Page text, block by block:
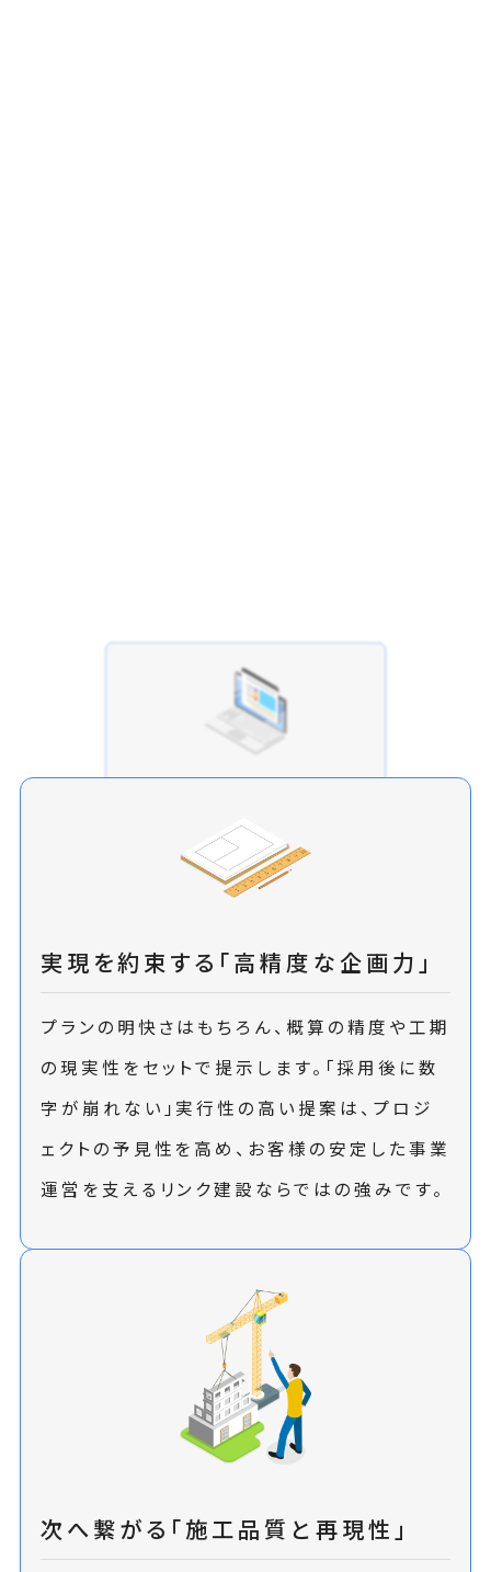
土地情報の取得から事業性判断、企画、見積、
請負までを一連の流れで動かす自社一貫体制
を構築しています。部門間のタイムラグを排除
することで、判断と実行のスピードを極限まで
不動産ビジネスにおいて最も重要な「レスポン
スの速さ」を徹底しています。ボリュームプラ
ン、法規制チェック、概算コスト、収支予測の初
だいています。
実現を約束する「高精度な企画力」
プランの明快さはもちろん、概算の精度や工期
の現実性をセットで提示します。「採用後に数
字が崩れない」実行性の高い提案は、プロジ
ェクトの予見性を高め、お客様の安定した事業
運営を支えるリンク建設ならではの強みです。
次へ繋がる「施工品質と再現性」